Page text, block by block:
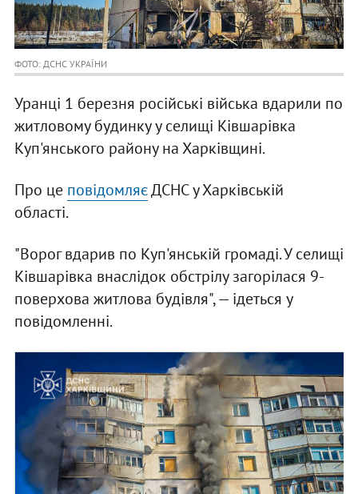
ФОТО: ДСНС УКРАЇНИ
Уранці 1 березня російські війська вдарили по
житловому будинку у селищі Ківшарівка
Куп'янського району на Харківщині.
Про це повідомляєДСНС у Харківській
області.
"Ворог вдарив по Куп'янській громаді. У селищі
Ківшарівка внаслідок обстрілу загорілася 9-
поверхова житлова будівля", — ідеться у
повідомленні.